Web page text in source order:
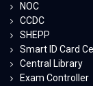
NOC
CCDC
SHEPP
Smart ID Card
Central Library
Exam Controller